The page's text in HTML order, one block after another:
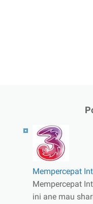
Mempercepat
Mempercepat
ini ane mau